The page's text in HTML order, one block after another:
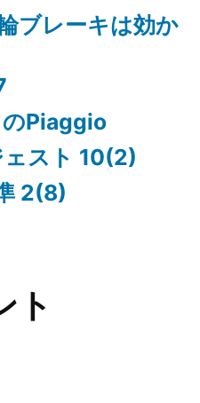
ブレーキは効か
Piaggio
スト 10(2)
2(8)
ト